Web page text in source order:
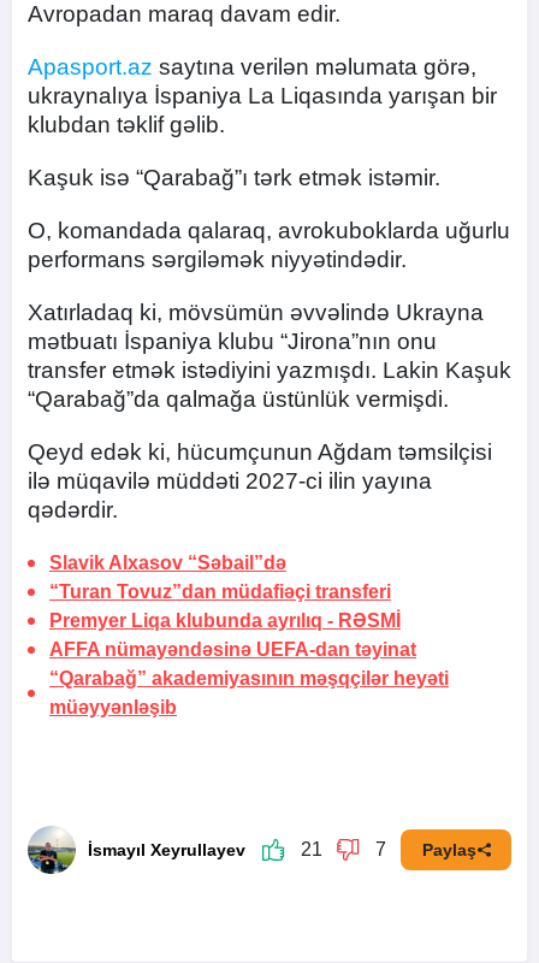
Avropadan maraq davam edir.
Apasport.az saytına verilən məlumata görə,
ukraynalıya İspaniya La Liqasında yarışan bir
klubdan təklif gəlib.
Kaşuk isə “Qarabağ”ı tərk etmək istəmir.
O, komandada qalaraq, avrokuboklarda uğurlu
performans sərgiləmək niyyətindədir.
Xatırladaq ki, mövsümün əvvəlində Ukrayna
mətbuatı İspaniya klubu “Jirona”nın onu
transfer etmək istədiyini yazmışdı. Lakin Kaşuk
“Qarabağ”da qalmağa üstünlük vermişdi.
Qeyd edək ki, hücumçunun Ağdam təmsilçisi
ilə müqavilə müddəti 2027-ci ilin yayına
qədərdir.
Slavik Alxasov “Səbail”də
“Turan Tovuz”dan müdafiəçi transferi
Premyer Liqa klubunda ayrılıq - RƏSMİ
AFFA nümayəndəsinə UEFA-dan təyinat
“Qarabağ” akademiyasının məşqçilər heyəti
müəyyənləşib
İsmayıl Xeyrullayev 21 7 Paylaş